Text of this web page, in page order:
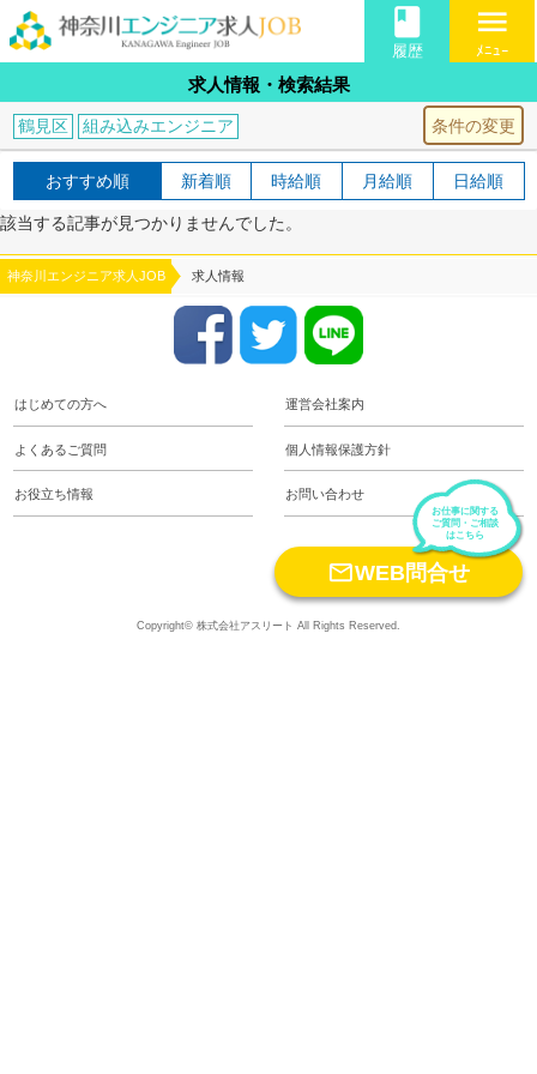
book
履歴
menu
ﾒﾆｭｰ
求人情報・検索結果
条件の変更
鶴見区 組み込みエンジニア
おすすめ順 新着順 時給順 月給順 日給順
該当する記事が見つかりませんでした。
神奈川エンジニア求人JOB 求人情報
はじめての方へ 運営会社案内
よくあるご質問 個人情報保護方針
お役立ち情報 お問い合わせ
お仕事に関する
ご質問・ご相談
はこちら
WEB問合せ
Copyright© 株式会社アスリート All Rights Reserved.